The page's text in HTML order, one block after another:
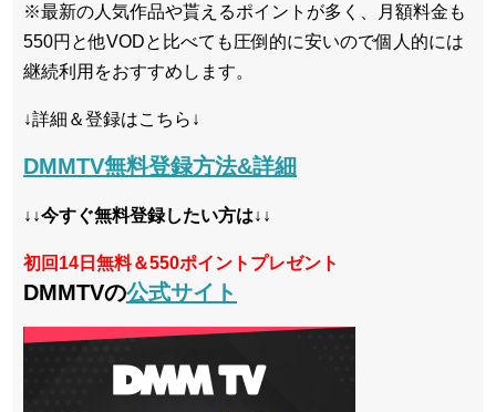
※最新の人気作品や貰えるポイントが多く、月額料金も
550円と他VODと比べても圧倒的に安いので個人的には
継続利用をおすすめします。
↓詳細＆登録はこちら↓
DMMTV無料登録方法&詳細
↓↓今すぐ無料登録したい方は↓↓
初回14日無料＆550ポイントプレゼント
DMMTVの公式サイト